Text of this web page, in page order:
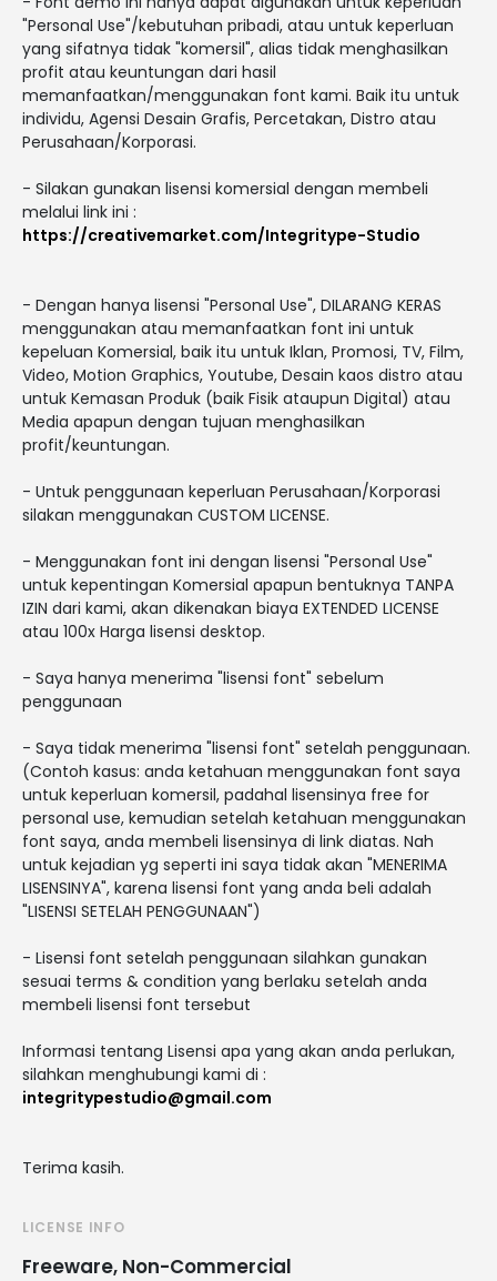
"Personal Use"/kebutuhan pribadi, atau untuk keperluan
yang sifatnya tidak "komersil", alias tidak menghasilkan
profit atau keuntungan dari hasil
memanfaatkan/menggunakan font kami. Baik itu untuk
individu, Agensi Desain Grafis, Percetakan, Distro atau
Perusahaan/Korporasi.
- Silakan gunakan lisensi komersial dengan membeli
melalui link ini :
https://creativemarket.com/Integritype-Studio
- Dengan hanya lisensi "Personal Use", DILARANG KERAS
menggunakan atau memanfaatkan font ini untuk
kepeluan Komersial, baik itu untuk Iklan, Promosi, TV, Film,
Video, Motion Graphics, Youtube, Desain kaos distro atau
untuk Kemasan Produk (baik Fisik ataupun Digital) atau
Media apapun dengan tujuan menghasilkan
profit/keuntungan.
- Untuk penggunaan keperluan Perusahaan/Korporasi
silakan menggunakan CUSTOM LICENSE.
- Menggunakan font ini dengan lisensi "Personal Use"
untuk kepentingan Komersial apapun bentuknya TANPA
IZIN dari kami, akan dikenakan biaya EXTENDED LICENSE
atau 100x Harga lisensi desktop.
- Saya hanya menerima "lisensi font" sebelum
penggunaan
- Saya tidak menerima "lisensi font" setelah penggunaan.
(Contoh kasus: anda ketahuan menggunakan font saya
untuk keperluan komersil, padahal lisensinya free for
personal use, kemudian setelah ketahuan menggunakan
font saya, anda membeli lisensinya di link diatas. Nah
untuk kejadian yg seperti ini saya tidak akan "MENERIMA
LISENSINYA", karena lisensi font yang anda beli adalah
"LISENSI SETELAH PENGGUNAAN")
- Lisensi font setelah penggunaan silahkan gunakan
sesuai terms & condition yang berlaku setelah anda
membeli lisensi font tersebut
Informasi tentang Lisensi apa yang akan anda perlukan,
silahkan menghubungi kami di :
integritypestudio@gmail.com
Terima kasih.
LICENSE INFO
Freeware, Non-Commercial